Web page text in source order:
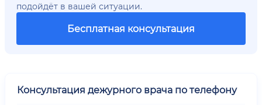
подойдёт в вашей ситуации.
Бесплатная консультация
Консультация дежурного врача по телефону